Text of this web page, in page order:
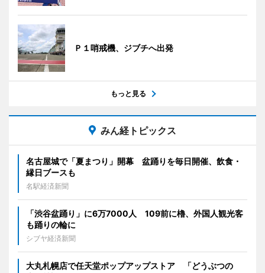
Ｐ１哨戒機、ジブチへ出発
もっと見る
みん経トピックス
名古屋城で「夏まつり」開幕 盆踊りを毎日開催、飲食・
縁日ブースも
名駅経済新聞
「渋谷盆踊り」に6万7000人 109前に櫓、外国人観光客
も踊りの輪に
シブヤ経済新聞
大丸札幌店で任天堂ポップアップストア 「どうぶつの